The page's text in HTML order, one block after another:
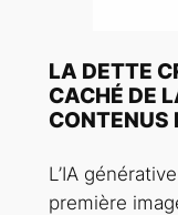
LA DETTE
CACHÉ DE
CONTENUS
L’IA
première